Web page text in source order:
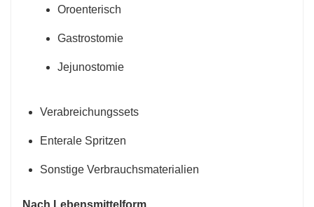
Oroenterisch
Gastrostomie
Jejunostomie
Verabreichungssets
Enterale Spritzen
Sonstige Verbrauchsmaterialien